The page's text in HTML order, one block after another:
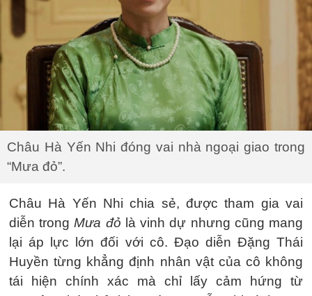
Châu Hà Yến Nhi đóng vai nhà ngoại giao trong
“Mưa đỏ”.
Châu Hà Yến Nhi chia sẻ, được tham gia vai
diễn trongMưa đỏ là vinh dự nhưng cũng mang
lại áp lực lớn đối với cô. Đạo diễn Đặng Thái
Huyền từng khẳng định nhân vật của cô không
tái hiện chính xác mà chỉ lấy cảm hứng từ